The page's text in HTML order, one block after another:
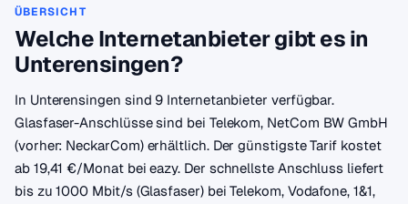
ÜBERSICHT
Welche Internetanbieter gibt es in
Unterensingen?
In Unterensingen sind 9 Internetanbieter verfügbar.
Glasfaser-Anschlüsse sind bei Telekom, NetCom BW GmbH
(vorher: NeckarCom) erhältlich. Der günstigste Tarif kostet
ab 19,41 €/Monat bei eazy. Der schnellste Anschluss liefert
bis zu 1000 Mbit/s (Glasfaser) bei Telekom, Vodafone, 1&1,